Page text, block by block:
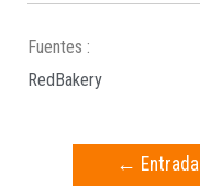
Fuentes :
RedBakery
← Entrada